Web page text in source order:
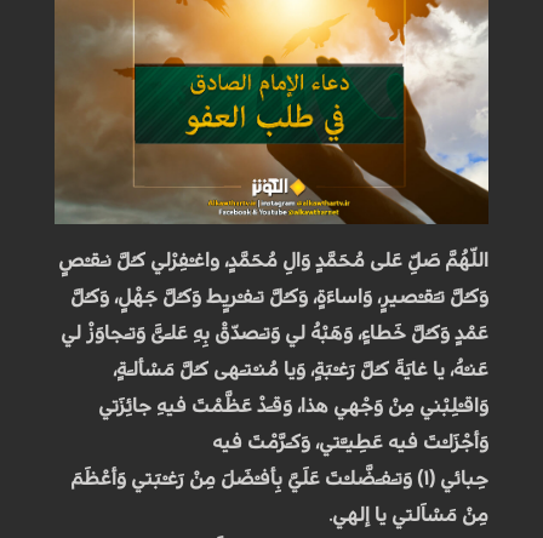
اللّهُمَّ صَلِّ عَلى مُحَمَّدٍ وَالِ مُحَمَّدٍ، واغـْفِرْلي كـُلَّ نـَقـْصٍ
وَكـُلَّ تـََقـْصيرٍ، وَاساءَةٍ، وَكـُلَّ تـَفـْريٍط وَكـُلَّ جَهْلٍ، وَكـُلَّ
عَمْدٍ وَكـُلَّ خَطاءٍ، وَهَبْهُ لي وَتـَصَدّقْ بِهِ عَلـَىََّ وَتـَجاوَزْ لي
عَنـْهُ، يا غايَةَ كـُلَّ رَغـْبَةٍ، وَيا مُنـْتـَهى كـُلَّ مَسْألـَةٍ،
وَاقـْلِبْني مِنْ وَجْهي هذا، وَقـَدْ عَظَّمْتَ فيهِ جائِزَتي
وَأجْزَلـْتَ فيه عَطِيـَّتي، وَكـَرَّمْتَ فيه
حِبائي (۱) وَتـَفـَضَّلـْتَ عَلَيَّ بِأفـْضَلَ مِنْ رَغـْبَتي وَأعْظَمَ
مِنْ مَسْاَلتي يا إلهي.